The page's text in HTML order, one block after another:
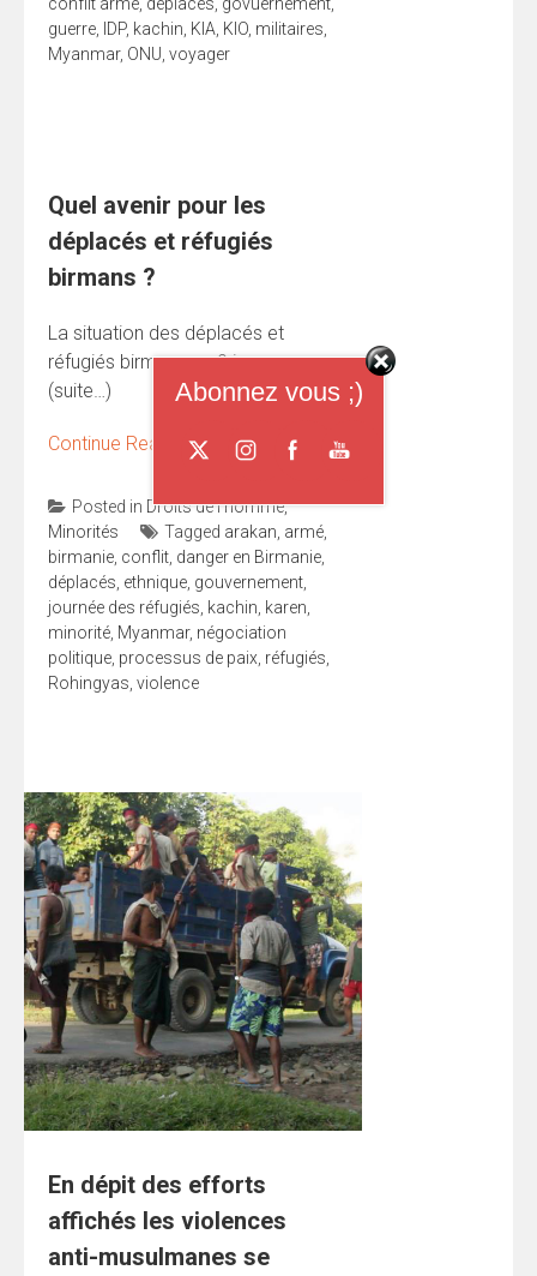
conflit armé, déplacés, govuernement,
guerre, IDP, kachin, KIA, KIO, militaires,
Myanmar, ONU, voyager
Quel avenir pour les
déplacés et réfugiés
birmans ?
La situation des déplacés et
réfugiés birmans en 9 images
(suite…)
Continue Reading→
Posted in Droits de l'homme,
Minorités
Tagged arakan, armé,
birmanie, conflit, danger en Birmanie,
déplacés, ethnique, gouvernement,
journée des réfugiés, kachin, karen,
minorité, Myanmar, négociation
politique, processus de paix, réfugiés,
Rohingyas, violence
En dépit des efforts
affichés les violences
anti-musulmanes se
Abonnez vous ;)